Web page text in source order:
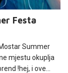
Festa
mjestu okuplja
!hej, i ove